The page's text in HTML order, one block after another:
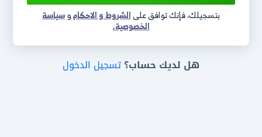
هل لديك حساب؟ تسجيل الدخول
بتسجيلك، فإنك توافق علىالشروط و الاحكاموسياسة
الخصوصية.